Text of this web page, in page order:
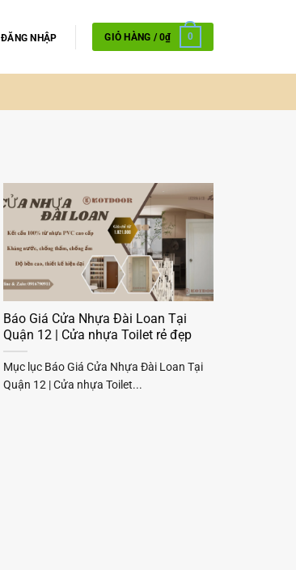
ĐĂNG NHẬP GIỎ HÀNG /0₫ 0
Báo Giá Cửa Nhựa Đài Loan Tại
Quận 12 | Cửa nhựa Toilet rẻ đẹp
Mục lục Báo Giá Cửa Nhựa Đài Loan Tại
Quận 12 | Cửa nhựa Toilet...